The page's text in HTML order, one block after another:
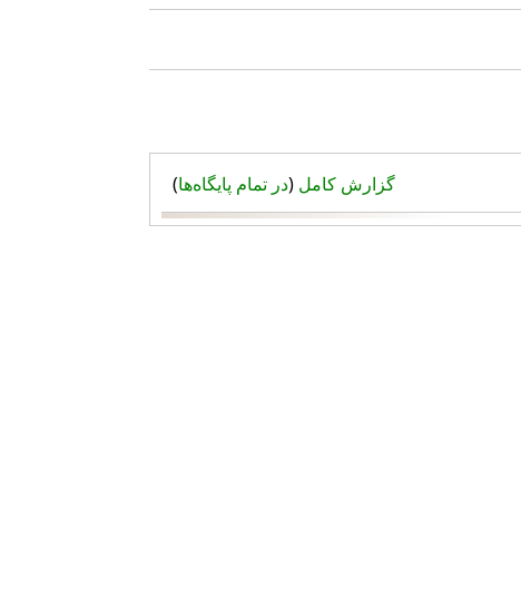
گزارش کامل (در تمام پایگاه‌ها)